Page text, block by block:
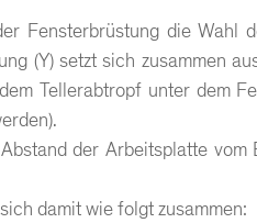
Fensterbrüstung die Wahl
(Y) setzt sich zusammen
Tellerabtropf unter dem
der Arbeitsplatte
damit wie folgt zusammen: